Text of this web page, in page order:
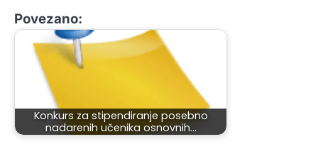
Povezano:
Konkurs za stipendiranje posebno
nadarenih učenika osnovnih…